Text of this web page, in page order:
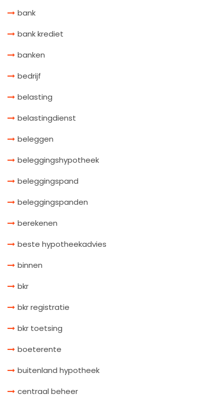
bank
bank krediet
banken
bedrijf
belasting
belastingdienst
beleggen
beleggingshypotheek
beleggingspand
beleggingspanden
berekenen
beste hypotheekadvies
binnen
bkr
bkr registratie
bkr toetsing
boeterente
buitenland hypotheek
centraal beheer